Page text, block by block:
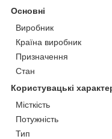
Основні
Виробник
Країна виробник
Призначення
Стан
Користувацькі
Місткість
Потужність
Тип